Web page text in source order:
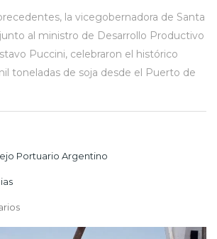
la vicegobernadora de Santa
junto al ministro de Desarrollo Productivo
Puccini, celebraron el histórico
toneladas de soja desde el Puerto de
Portuario Argentino